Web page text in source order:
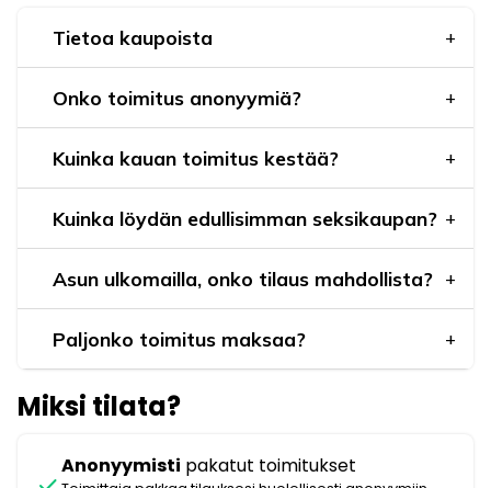
Tietoa kaupoista
Onko toimitus anonyymiä?
Kuinka kauan toimitus kestää?
Kuinka löydän edullisimman seksikaupan?
Asun ulkomailla, onko tilaus mahdollista?
Paljonko toimitus maksaa?
Miksi tilata?
Anonyymisti pakatut toimitukset